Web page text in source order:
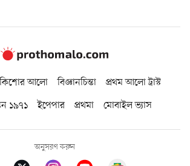
কিশোর আলো বিজ্ঞানচিন্তা
প্রথম আলো ট্রাস্ট
১৯৭১ ইপেপার প্রথমা মোবাইল ভ্যাস
অনুসরণ করুন